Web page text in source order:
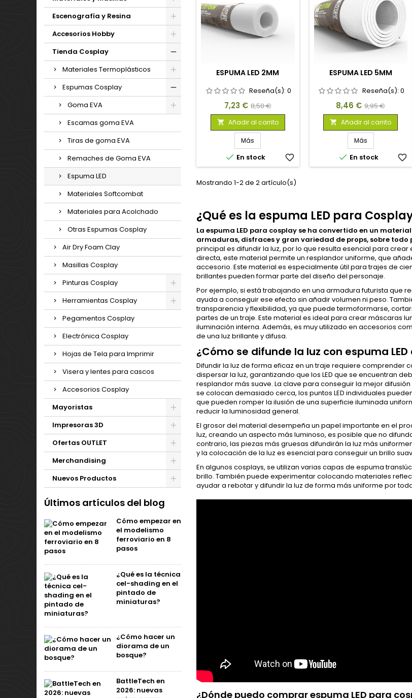
Escenografía y Resina
Accesorios Hobby
Tienda Cosplay
Materiales Termoplásticos
Espumas Cosplay
Goma EVA
Escamas goma EVA
Tiras de goma EVA
Remaches de Goma EVA
Espuma LED
Materiales Softcombat
Materiales para Acolchado
Otras Espumas Cosplay
Air Dry Foam Clay
Masillas Cosplay
Pinturas Cosplay
Herramientas Cosplay
Pegamentos Cosplay
Electrónica Cosplay
Hojas de Tela para Imprimir
Visera y lentes para cascos
Accesorios Cosplay
Mayoristas
Impresoras 3D
Ofertas OUTLET
Merchandising
Nuevos Productos
Últimos artículos del blog
Cómo empezar en
el modelismo
ferroviario en 8
pasos
¿Qué es la técnica
cel-shading en el
pintado de
miniaturas?
¿Cómo hacer un
diorama de un
bosque?
BattleTech en
2026: nuevas
ESPUMA LED 2MM
Reseña(s):0
Precio
7,23 € Precio
base
8,50 €
 Añadir al carrito
Más
 En stock favorite_border
ESPUMA LED 5MM
Reseña(s): 0
Precio
8,46 € Precio
base
9,95 €
 Añadir al carrito
Más
 En stock favorite_border
Mostrando 1-2 de 2 artículo(s)
¿Qué es la espuma LED para
La espuma LED para cosplay se ha convertido en un
armaduras, disfraces y gran variedad de props, sobre
principal es difundir la luz, por lo que resulta esencial para
directa, este material permite un resplandor uniforme, que
accesorio. Este material es especialmente útil para trajes de
brillantes pueden formar parte del diseño del personaje.
Por ejemplo, si está trabajando en una armadura futurista que
ayuda a conseguir ese efecto sin añadir volumen ni peso.
transparencia y flexibilidad, ya que puede termoformarse,
partes de un traje. Este material es ideal para crear máscaras
iluminación interna. Además, es muy utilizado en accesorios
de una luz brillante y difusa.
¿Cómo se difunde la luz con espuma
Difundir la luz de forma eficaz en un traje requiere comprender
dispersar la luz, garantizando que los LED que se encuentran
resplandor más suave. La clave para conseguir la mejor
se colocan demasiado cerca, los puntos LED individuales
que pueden romper la ilusión de una superficie iluminada
reducir la luminosidad general.
El grosor del material desempeña un papel importante en el
luz, creando un aspecto más luminoso, es posible que no
contrario, las piezas más gruesas difundirán la luz más
y la colocación de la luz es esencial para conseguir un brillo
En algunos cosplays, se utilizan varias capas de espuma
brillo. También puede experimentar colocando materiales
ayudar a rebotar y difundir la luz de forma más uniforme por
¿Dónde puedo comprar espuma LED para